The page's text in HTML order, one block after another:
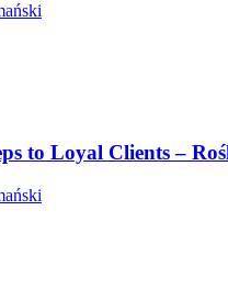
to Loyal Clients –